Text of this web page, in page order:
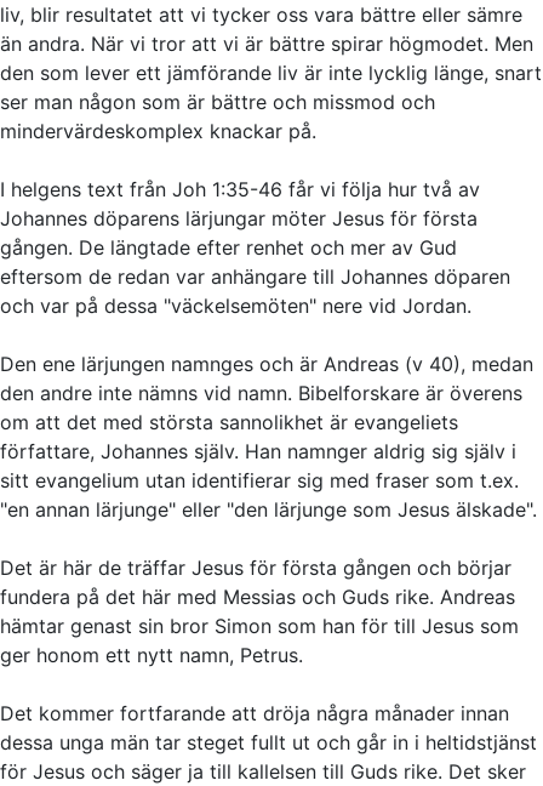
liv, blir resultatet att vi tycker oss vara bättre eller sämre
än andra. När vi tror att vi är bättre spirar högmodet. Men
den som lever ett jämförande liv är inte lycklig länge, snart
ser man någon som är bättre och missmod och
mindervärdeskomplex knackar på.
I helgens text från Joh 1:35-46 får vi följa hur två av
Johannes döparens lärjungar möter Jesus för första
gången. De längtade efter renhet och mer av Gud
eftersom de redan var anhängare till Johannes döparen
och var på dessa "väckelsemöten" nere vid Jordan.
Den ene lärjungen namnges och är Andreas (v 40), medan
den andre inte nämns vid namn. Bibelforskare är överens
om att det med största sannolikhet är evangeliets
författare, Johannes själv. Han namnger aldrig sig själv i
sitt evangelium utan identifierar sig med fraser som t.ex.
"en annan lärjunge" eller "den lärjunge som Jesus älskade".
Det är här de träffar Jesus för första gången och börjar
fundera på det här med Messias och Guds rike. Andreas
hämtar genast sin bror Simon som han för till Jesus som
ger honom ett nytt namn, Petrus.
Det kommer fortfarande att dröja några månader innan
dessa unga män tar steget fullt ut och går in i heltidstjänst
för Jesus och säger ja till kallelsen till Guds rike. Det sker